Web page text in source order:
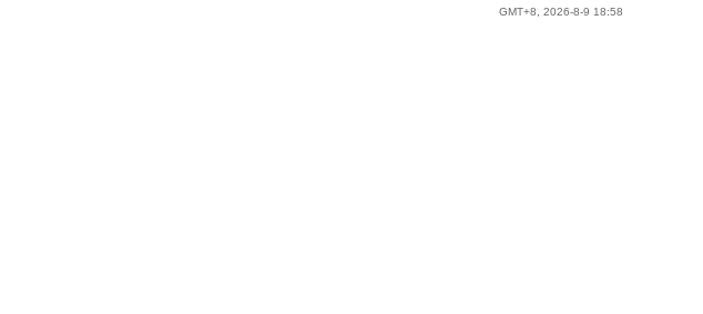
GMT+8, 2026-8-9 18:58